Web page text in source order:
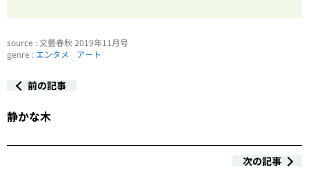
source : 文藝春秋 2019年11月号
genre : エンタメ アート
前の記事
静かな木
次の記事